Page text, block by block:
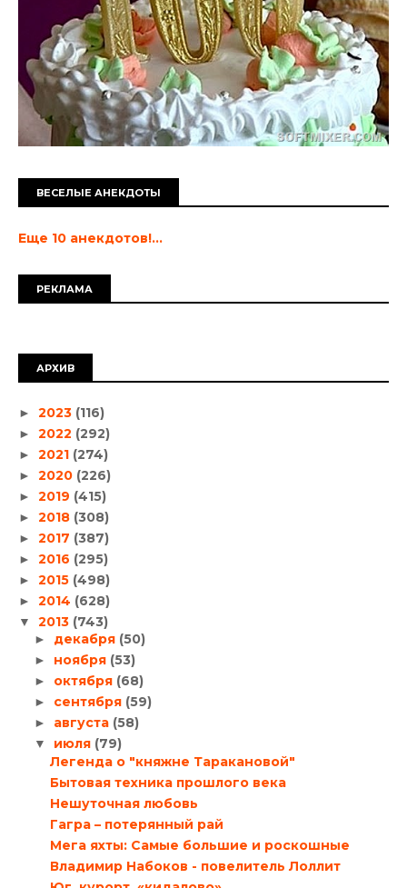
ВЕСЕЛЫЕ АНЕКДОТЫ
Еще 10 анекдотов!...
РЕКЛАМА
АРХИВ
► 2023 (116)
► 2022 (292)
► 2021 (274)
► 2020 (226)
► 2019 (415)
► 2018 (308)
► 2017 (387)
► 2016 (295)
► 2015 (498)
► 2014 (628)
▼ 2013 (743)
► декабря (50)
► ноября (53)
► октября (68)
► сентября (59)
► августа (58)
▼ июля (79)
Легенда о "княжне Таракановой"
Бытовая техника прошлого века
Нешуточная любовь
Гагра – потерянный рай
Мега яхты: Самые большие и роскошные
Владимир Набоков - повелитель Лоллит